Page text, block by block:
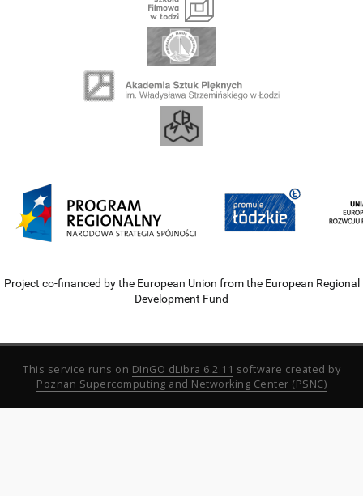
Project co-financed by the European Union from the European Regional
Development Fund
This service runs on DInGO dLibra 6.2.11 software created by
Poznan Supercomputing and Networking Center (PSNC)